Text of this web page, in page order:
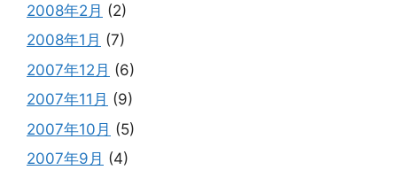
2008年2月 (2)
2008年1月 (7)
2007年12月 (6)
2007年11月 (9)
2007年10月 (5)
2007年9月 (4)